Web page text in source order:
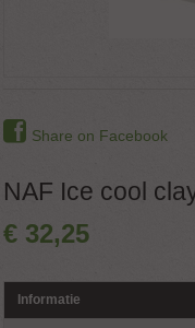
Share on Facebook
NAF Ice cool
€ 32,25
Informatie